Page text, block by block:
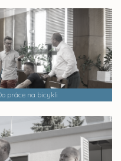
práce na bicykli